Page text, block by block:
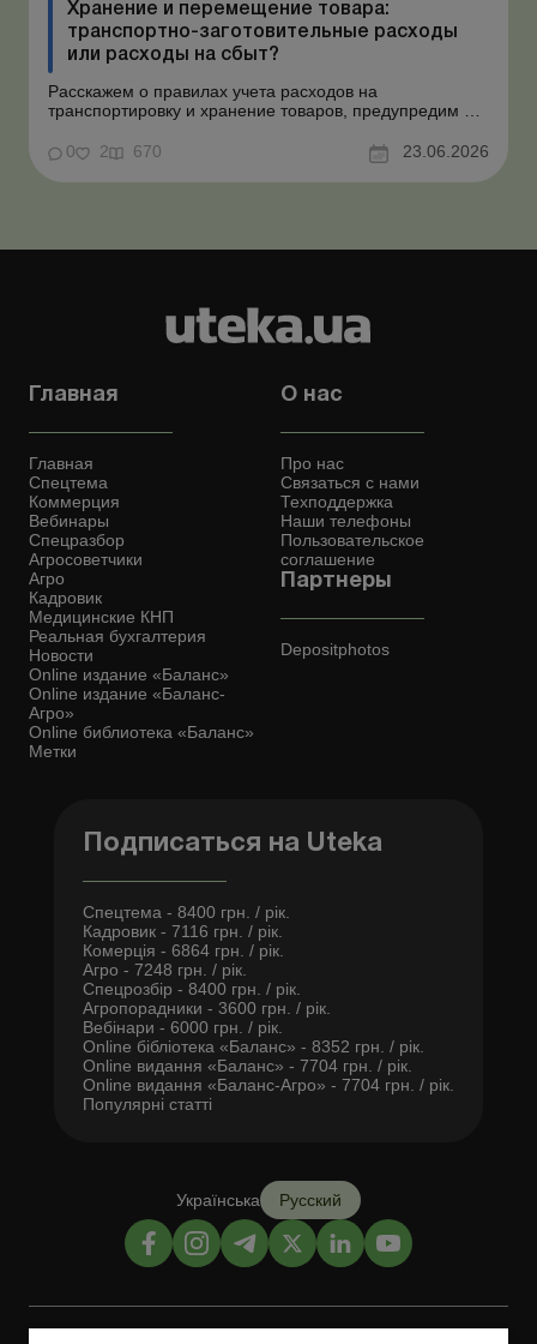
Хранение и перемещение товара:
транспортно-заготовительные расходы
или расходы на сбыт?
Расскажем о правилах учета расходов на
транспортировку и хранение товаров, предупредим о
нормативное обоснование. Проблемные расходы:
налоговые риски и судебная практика Казалось бы, в
этом вопросе неоднозначности быть не может. Но, как
0 2 670 23.06.2026
Главная
Главная
Спецтема
Коммерция
Вебинары
Спецразбор
Агросоветчики
Агро
Кадровик
Медицинские КНП
Реальная бухгалтерия
Новости
Online издание «Баланс»
Online издание «Баланс-
Агро»
Online библиотека «Баланс»
Метки
О нас
Про нас
Связаться с нами
Техподдержка
Наши телефоны
Пользовательское
соглашение
Партнеры
Depositphotos
Подписаться на Uteka
Спецтема - 8400 грн. / рік.
Кадровик - 7116 грн. / рік.
Комерція - 6864 грн. / рік.
Агро - 7248 грн. / рік.
Спецрозбір - 8400 грн. / рік.
Агропорадники - 3600 грн. / рік.
Вебінари - 6000 грн. / рік.
Online бібліотека «Баланс» - 8352 грн. / рік.
Online видання «Баланс» - 7704 грн. / рік.
Online видання «Баланс-Агро» - 7704 грн. / рік.
Популярні статті
Українська Русский